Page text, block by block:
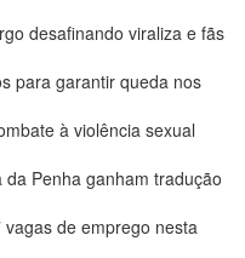
desafinando viraliza e fãs
para garantir queda nos
à violência sexual
Penha ganham tradução
de emprego nesta